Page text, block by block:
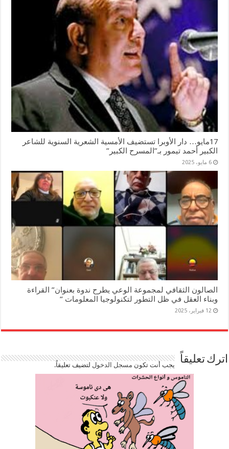
17مايو… دار الأوبرا تستضيف الأمسية الشعرية السنوية للشاعر
الكبير أحمد تيمور بـ”المسرح الكبير”
6 مايو، 2025
الصالون الثقافي لمجموعة الوعي يطرح ندوة بعنوان” القراءة
وبناء العقل في ظل التطور لتكنولوجيا المعلومات “
12 فبراير، 2025
اترك تعليقاً يجب أنت تكون مسجل الدخوللتضيف تعليقاً.